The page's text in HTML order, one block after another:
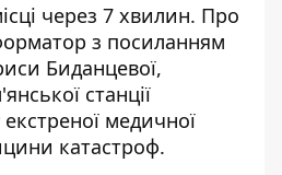
через 7 хвилин. Про
з посиланням
Биданцевої,
станції
медичної
катастроф.